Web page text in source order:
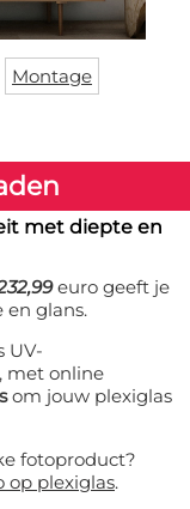
Montage
met diepte en
euro geeft je
glans.
UV-
met online
om jouw plexiglas
fotoproduct?
op plexiglas.